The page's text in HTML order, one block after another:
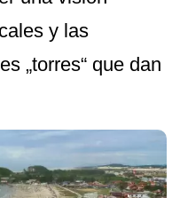
y las
„torres“ que dan